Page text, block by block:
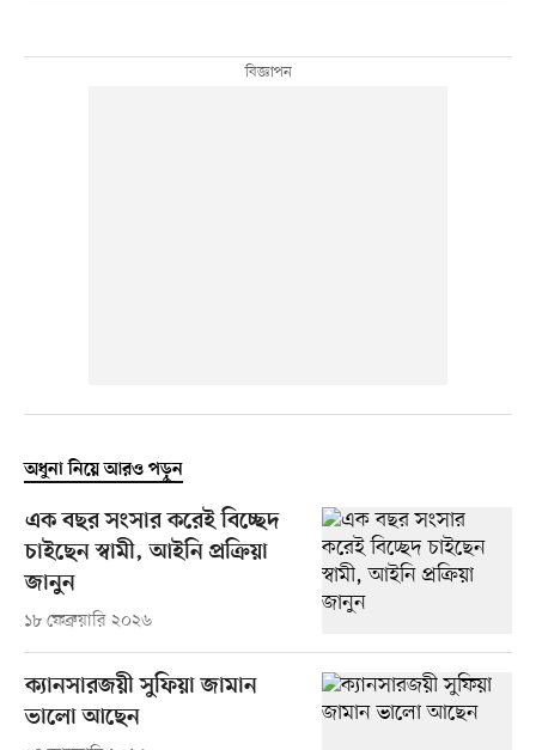
অধুনা নিয়ে আরও পড়ুন
এক বছর সংসার করেই বিচ্ছেদ
চাইছেন স্বামী, আইনি প্রক্রিয়া
জানুন
১৮ ফেব্রুয়ারি ২০২৬
ক্যানসারজয়ী সুফিয়া জামান
ভালো আছেন